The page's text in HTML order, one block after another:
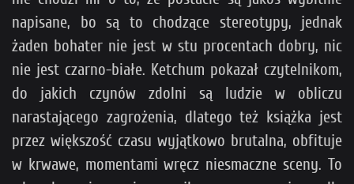
napisane, bo są to chodzące stereotypy, jednak
żaden bohater nie jest w stu procentach dobry, nic
nie jest czarno-białe. Ketchum pokazał czytelnikom,
do jakich czynów zdolni są ludzie w obliczu
narastającego zagrożenia, dlatego też książka jest
przez większość czasu wyjątkowo brutalna, obfituje
w krwawe, momentami wręcz niesmaczne sceny. To